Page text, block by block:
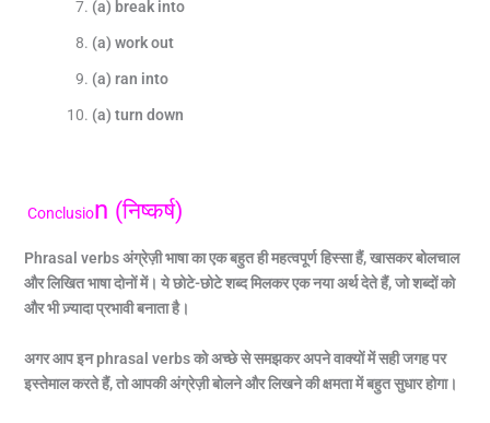
(a) break into
(a) work out
(a) ran into
(a) turn down
ConclusioN (निष्कर्ष)
Phrasal verbsअंग्रेज़ी भाषा का एक बहुत ही महत्वपूर्ण हिस्सा हैं,खासकर बोलचाल
और लिखित भाषा दोनों में। ये छोटे-छोटे शब्द मिलकर एक नया अर्थ देते हैं,जो शब्दों को
और भी ज़्यादा प्रभावी बनाता है।
अगर आप इन phrasal verbsको अच्छे से समझकर अपने वाक्यों में सही जगह पर
इस्तेमाल करते हैं,तो आपकी अंग्रेज़ी बोलने और लिखने की क्षमता में बहुत सुधार होगा।